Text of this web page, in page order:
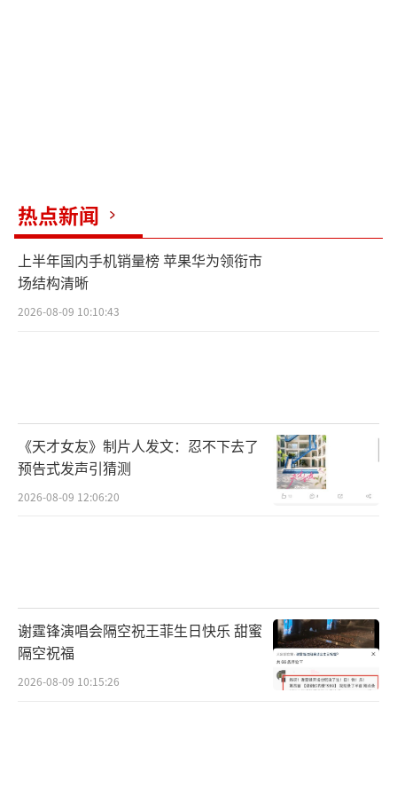
热点新闻
上半年国内手机销量榜 苹果华为领衔市
场结构清晰
2026-08-09 10:10:43
《天才女友》制片人发文：忍不下去了
预告式发声引猜测
2026-08-09 12:06:20
谢霆锋演唱会隔空祝王菲生日快乐 甜蜜
隔空祝福
2026-08-09 10:15:26